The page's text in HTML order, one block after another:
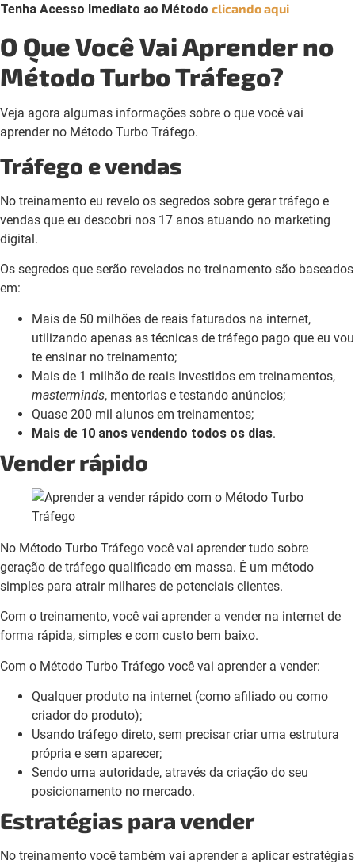
Tenha Acesso Imediato ao Método clicando aqui
O Que Você Vai Aprender no
Método Turbo Tráfego?
Veja agora algumas informações sobre o que você vai
aprender no Método Turbo Tráfego.
Tráfego e vendas
No treinamento eu revelo os segredos sobre gerar tráfego e
vendas que eu descobri nos 17 anos atuando no marketing
digital.
Os segredos que serão revelados no treinamento são baseados
em:
Mais de 50 milhões de reais faturados na internet,
utilizando apenas as técnicas de tráfego pago que eu vou
te ensinar no treinamento;
Mais de 1 milhão de reais investidos em treinamentos,
masterminds, mentorias e testando anúncios;
Quase 200 mil alunos em treinamentos;
Mais de 10 anos vendendo todos os dias.
Vender rápido
No Método Turbo Tráfego você vai aprender tudo sobre
geração de tráfego qualificado em massa. É um método
simples para atrair milhares de potenciais clientes.
Com o treinamento, você vai aprender a vender na internet de
forma rápida, simples e com custo bem baixo.
Com o Método Turbo Tráfego você vai aprender a vender:
Qualquer produto na internet (como afiliado ou como
criador do produto);
Usando tráfego direto, sem precisar criar uma estrutura
própria e sem aparecer;
Sendo uma autoridade, através da criação do seu
posicionamento no mercado.
Estratégias para vender
No treinamento você também vai aprender a aplicar estratégias